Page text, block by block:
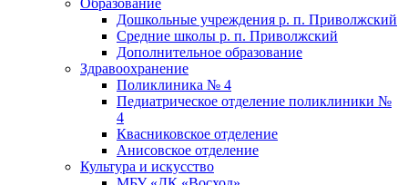
Образование
Дошкольные учреждения р. п. Приволжский
Средние школы р. п. Приволжский
Дополнительное образование
Здравоохранение
Поликлиника № 4
Педиатрическое отделение поликлиники №
4
Квасниковское отделение
Анисовское отделение
Культура и искусство